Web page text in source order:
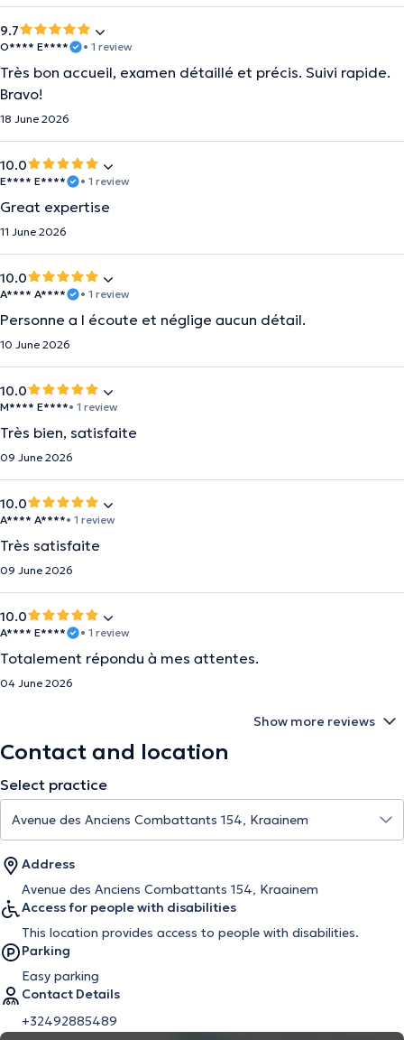
9.7
O**** E**** • 1 review
Très bon accueil, examen détaillé et précis. Suivi rapide.
Bravo!
18 June 2026
10.0
E**** E**** • 1 review
Great expertise
11 June 2026
10.0
A**** A**** • 1 review
Personne a l écoute et néglige aucun détail.
10 June 2026
10.0
M**** E****• 1 review
Très bien, satisfaite
09 June 2026
10.0
A**** A****• 1 review
Très satisfaite
09 June 2026
10.0
A**** E**** • 1 review
Totalement répondu à mes attentes.
04 June 2026
Show more reviews
Contact and location
Select practice
Address
Avenue des Anciens Combattants 154, Kraainem
Access for people with disabilities
This location provides access to people with disabilities.
Parking
Easy parking
Contact Details
+32492885489